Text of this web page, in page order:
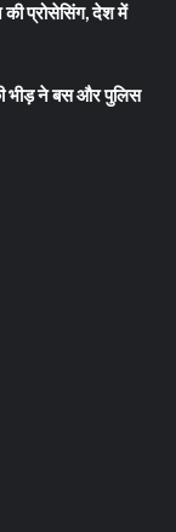
प्रोसेसिंग, देश में
भीड़ ने बस और पुलिस